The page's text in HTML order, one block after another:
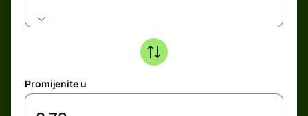
Promijenite u